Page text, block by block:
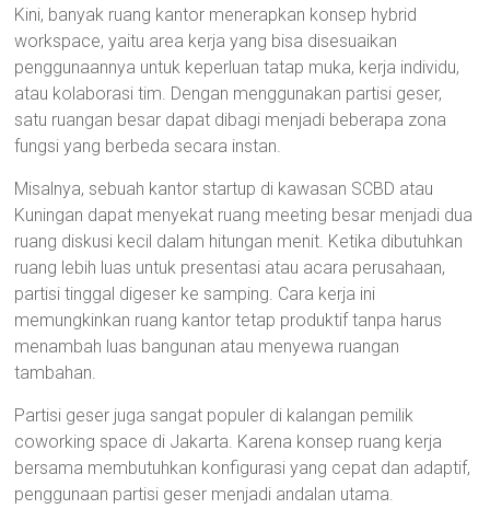
Kini, banyak ruang kantor menerapkan konsep hybrid
workspace, yaitu area kerja yang bisa disesuaikan
penggunaannya untuk keperluan tatap muka, kerja individu,
atau kolaborasi tim. Dengan menggunakan partisi geser,
satu ruangan besar dapat dibagi menjadi beberapa zona
fungsi yang berbeda secara instan.
Misalnya, sebuah kantor startup di kawasan SCBD atau
Kuningan dapat menyekat ruang meeting besar menjadi dua
ruang diskusi kecil dalam hitungan menit. Ketika dibutuhkan
ruang lebih luas untuk presentasi atau acara perusahaan,
partisi tinggal digeser ke samping. Cara kerja ini
memungkinkan ruang kantor tetap produktif tanpa harus
menambah luas bangunan atau menyewa ruangan
tambahan.
Partisi geser juga sangat populer di kalangan pemilik
coworking space di Jakarta. Karena konsep ruang kerja
bersama membutuhkan konfigurasi yang cepat dan adaptif,
penggunaan partisi geser menjadi andalan utama.